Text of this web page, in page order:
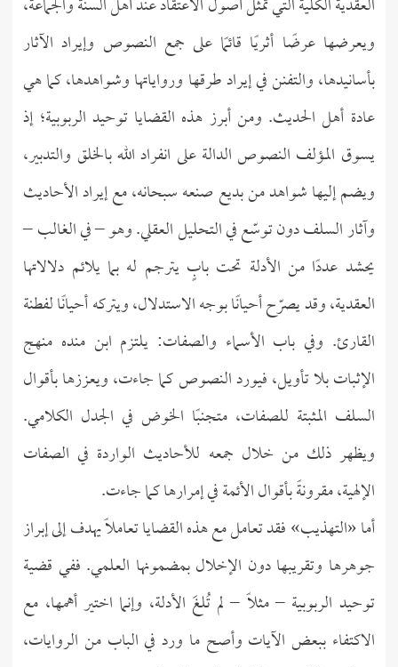
ويعرضها عرضًا أثريًا قائمًا على جمع النصوص وإيراد الآثار
بأسانيدها، والتفنن في إيراد طرقها ورواياتها وشواهدها، كما هي
عادة أهل الحديث. ومن أبرز هذه القضايا توحيد الربوبية؛ إذ
يسوق المؤلف النصوص الدالة على انفراد الله بالخلق والتدبير،
ويضم إليها شواهد من بديع صنعه سبحانه، مع إيراد الأحاديث
وآثار السلف دون توسّع في التحليل العقلي. وهو – في الغالب –
يحشد عددًا من الأدلة تحت بابٍ يترجم له بما يلائم دلالاتها
العقدية، وقد يصرّح أحيانًا بوجه الاستدلال، ويتركه أحيانًا لفطنة
القارئ. وفي باب الأسماء والصفات: يلتزم ابن منده منهج
الإثبات بلا تأويل، فيورد النصوص كما جاءت، ويعززها بأقوال
السلف المثبتة للصفات، متجنبًا الخوض في الجدل الكلامي.
ويظهر ذلك من خلال جمعه للأحاديث الواردة في الصفات
الإلهية، مقرونةً بأقوال الأئمة في إمرارها كما جاءت.
أما «التهذيب» فقد تعامل مع هذه القضايا تعاملاً يهدف إلى إبراز
جوهرها وتقريبها دون الإخلال بمضمونها العلمي. ففي قضية
توحيد الربوبية – مثلًا – لم تُلغَ الأدلة، وإنما اختير أهمها، مع
الاكتفاء ببعض الآيات وأصح ما ورد في الباب من الروايات،